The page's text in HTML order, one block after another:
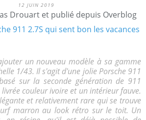
12 JUIN 2019
Drouart et publié depuis Overblog
un nouveau modèle à sa gamme
1/43. Il s'agit d'une jolie Porsche 911
sur la seconde génération de 911
couleur ivoire et un intérieur fauve.
et relativement rare qui se trouve
marron au look rétro sur le toit. Un